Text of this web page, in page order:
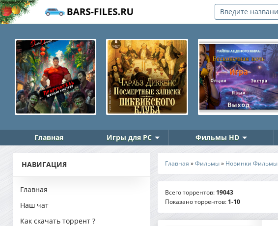
Главная Игры для PC Фильмы HD
НАВИГАЦИЯ
Главная
Наш чат
Как скачать торрент ?
Главная »Фильмы» Новинки Фильмы
Всего торрентов: 19043
Показано торрентов: 1-10